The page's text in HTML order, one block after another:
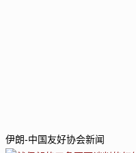
伊朗-中国友好协会新闻